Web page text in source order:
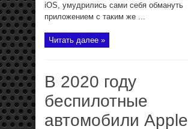
iOS, умудрились сами себя обмануть
приложением с таким же ...
Читать далее »
В 2020 году
беспилотные
автомобили Apple